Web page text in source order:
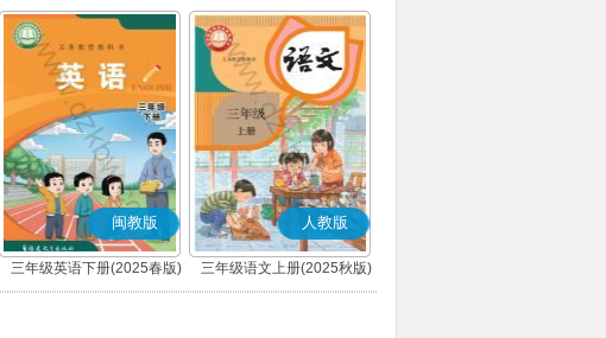
闽教版
三年级英语下册(2025春版)
人教版
三年级语文上册(2025秋版)
(部编版)